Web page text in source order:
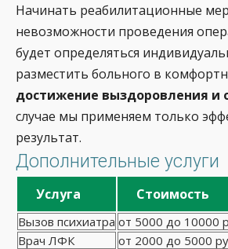
Начинать реабилитационные
невозможности проведения
будет определяться
разместить больного в
достижение выздоровления и
случае мы применяем только
результат.
Дополнительные услуги
Услуга Стоимость
Вызов психиатра от 5000 до 10000
Врач ЛФК
от 2000 до 5000